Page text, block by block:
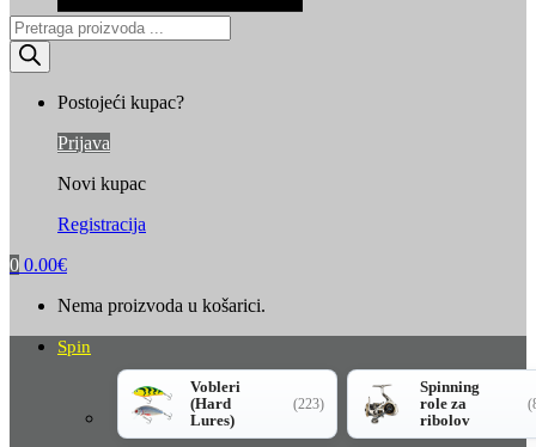
Products
search
Postojeći kupac?
Prijava
Novi kupac
Registracija
0 0.00€
Nema proizvoda u košarici.
Spin
Vobleri
(Hard
Lures)
(223)
Spinning
role za
ribolov